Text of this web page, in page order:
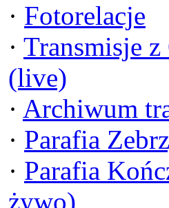
· Fotorelacje
· Transmisje
(live)
· Archiwum
· Parafia
· Parafia
żywo)